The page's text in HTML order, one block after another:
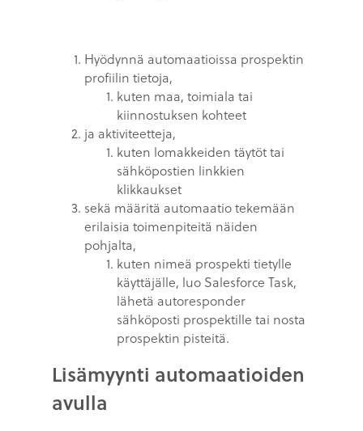
Hyödynnä automaatioissa prospektin
profiilin tietoja,
kuten maa, toimiala tai
kiinnostuksen kohteet
ja aktiviteetteja,
kuten lomakkeiden täytöt tai
sähköpostien linkkien
klikkaukset
sekä määritä automaatio tekemään
erilaisia toimenpiteitä näiden
pohjalta,
kuten nimeä prospekti tietylle
käyttäjälle, luo Salesforce Task,
lähetä autoresponder
sähköposti prospektille tai nosta
prospektin pisteitä.
Lisämyynti automaatioiden
avulla